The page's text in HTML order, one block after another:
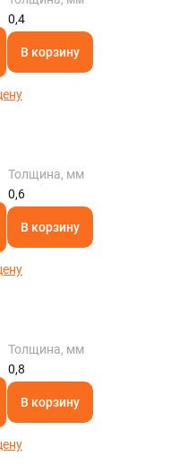
0,4
В корзину
Толщина, мм
0,6
В корзину
Толщина, мм
0,8
В корзину